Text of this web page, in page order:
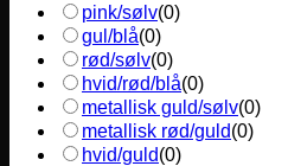
pink/sølv(0)
gul/blå(0)
rød/sølv(0)
hvid/rød/blå(0)
metallisk guld/sølv(0)
metallisk rød/guld(0)
hvid/guld(0)